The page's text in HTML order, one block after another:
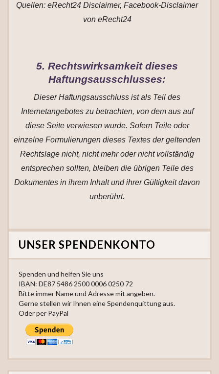
Quellen: eRecht24 Disclaimer, Facebook-Disclaimer
von eRecht24
5. Rechtswirksamkeit dieses
Haftungsausschlusses:
Dieser Haftungsausschluss ist als Teil des
Internetangebotes zu betrachten, von dem aus auf
diese Seite verwiesen wurde. Sofern Teile oder
einzelne Formulierungen dieses Textes der geltenden
Rechtslage nicht, nicht mehr oder nicht vollständig
entsprechen sollten, bleiben die übrigen Teile des
Dokumentes in ihrem Inhalt und ihrer Gültigkeit davon
unberührt.
UNSER SPENDENKONTO
Spenden und helfen Sie uns
IBAN: DE87 5486 2500 0006 0250 72
Bitte immer Name und Adresse mit angeben.
Gerne stellen wir Ihnen eine Spendenquittung aus.
Oder per PayPal